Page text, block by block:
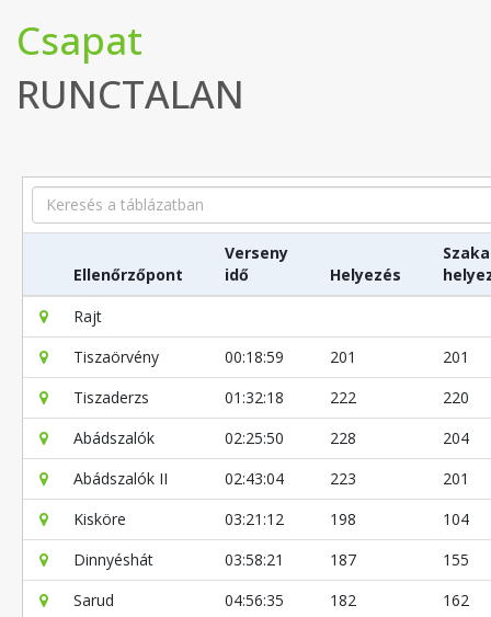
Csapat
RUNCTALAN
Search
Ellenőrzőpont
Verseny
idő
Helyezés
Rajt
Tiszaörvény
00:18:59 201
201
Tiszaderzs
01:32:18 222
220
Abádszalók
02:25:50 228
204
Abádszalók II
02:43:04 223
201
Kisköre
03:21:12 198
104
Dinnyéshát
03:58:21 187
155
Sarud
04:56:35 182
162